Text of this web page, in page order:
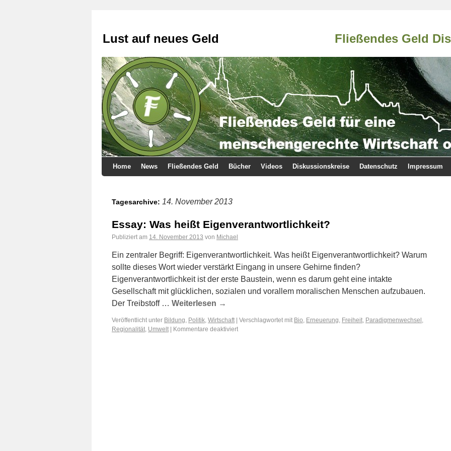
Lust auf neues Geld Fließendes Geld
Home News Fließendes Geld Bücher Videos Diskussionskreise Datenschutz Impressum
Tagesarchive: 14. November 2013
Essay: Was heißt Eigenverantwortlichkeit?
Publiziert am 14. November 2013 von Michael
Ein zentraler Begriff: Eigenverantwortlichkeit. Was heißt Eigenverantwortlichkeit? Warum
sollte dieses Wort wieder verstärkt Eingang in unsere Gehirne finden?
Eigenverantwortlichkeit ist der erste Baustein, wenn es darum geht eine intakte
Gesellschaft mit glücklichen, sozialen und vorallem moralischen Menschen aufzubauen.
Der Treibstoff … Weiterlesen →
Veröffentlicht unter Bildung, Politik, Wirtschaft Verschlagwortet mit Bio, Erneuerung, Freiheit, Paradigmenwechsel ,
Regionalität, Umwelt Kommentare deaktiviert